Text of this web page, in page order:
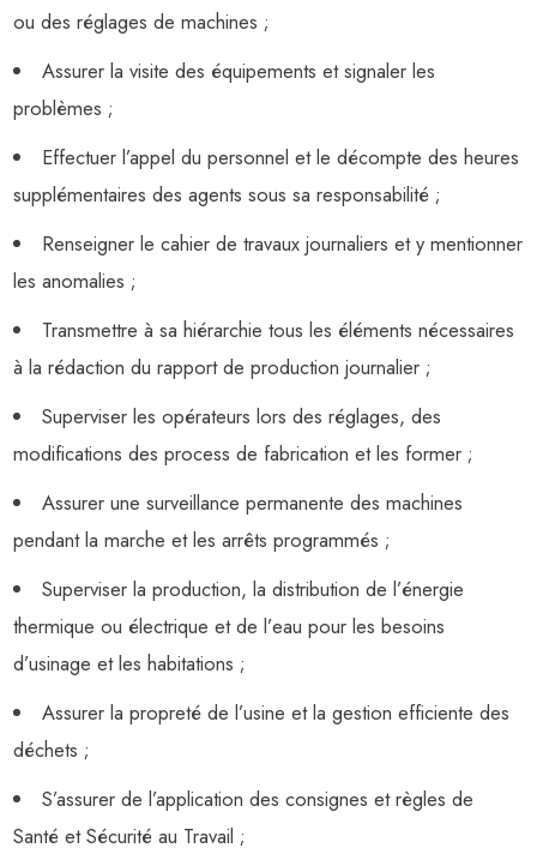
ou des réglages de machines ;
Assurer la visite des équipements et signaler les
problèmes ;
Effectuer l’appel du personnel et le décompte des heures
supplémentaires des agents sous sa responsabilité ;
Renseigner le cahier de travaux journaliers et y mentionner
les anomalies ;
Transmettre à sa hiérarchie tous les éléments nécessaires
à la rédaction du rapport de production journalier ;
Superviser les opérateurs lors des réglages, des
modifications des process de fabrication et les former ;
Assurer une surveillance permanente des machines
pendant la marche et les arrêts programmés ;
Superviser la production, la distribution de l’énergie
thermique ou électrique et de l’eau pour les besoins
d’usinage et les habitations ;
Assurer la propreté de l’usine et la gestion efficiente des
déchets ;
S’assurer de l’application des consignes et règles de
Santé et Sécurité au Travail ;